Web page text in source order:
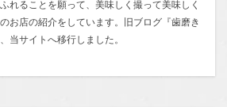
れることを願って、美味しく撮って美味しく
お店の紹介をしています。旧ブログ『歯磨き
当サイトへ移行しました。